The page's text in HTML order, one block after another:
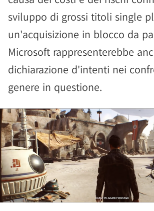
sviluppo di grossi titoli single
un'acquisizione in blocco da
Microsoft rappresenterebbe
dichiarazione d'intenti nei
genere in questione.